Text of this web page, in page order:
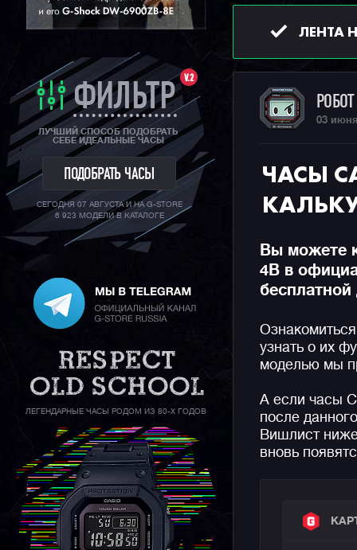
V.2
ФИЛЬТР
ЛУЧШИЙ СПОСОБ ПОДОБРАТЬ
СЕБЕ ИДЕАЛЬНЫЕ ЧАСЫ
ПОДОБРАТЬ ЧАСЫ
СЕГОДНЯ 07 АВГУСТА И НА G-STORE
6 923 МОДЕЛИ В КАТАЛОГЕ
ЛЕГЕНДАРНЫЕ ЧАСЫ РОДОМ ИЗ 80-Х ГОДОВ
ЛЕНТА
03
ЧАСЫ
Вы можете
4B в
узнать о их
моделью мы
А если часы
после
Вишлист
вновь